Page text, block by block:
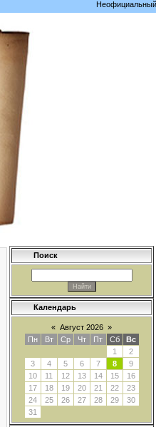
Неофициальный
Поиск
Календарь
« Август 2026 »
Пн
Вт Ср Чт Пт Сб
Вс
1
2
3
4 5 6 7 8
9
10
11 12 13 14 15
16
17
18 19 20 21 22
23
24
25 26 27 28 29
30
31